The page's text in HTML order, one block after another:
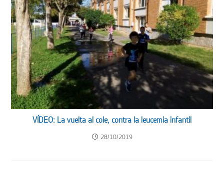
VÍDEO: La vuelta al cole, contra la leucemia infantil
28/10/2019